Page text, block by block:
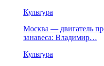
Культура
Москва — двигатель
занавеса: Владимир…
Культура